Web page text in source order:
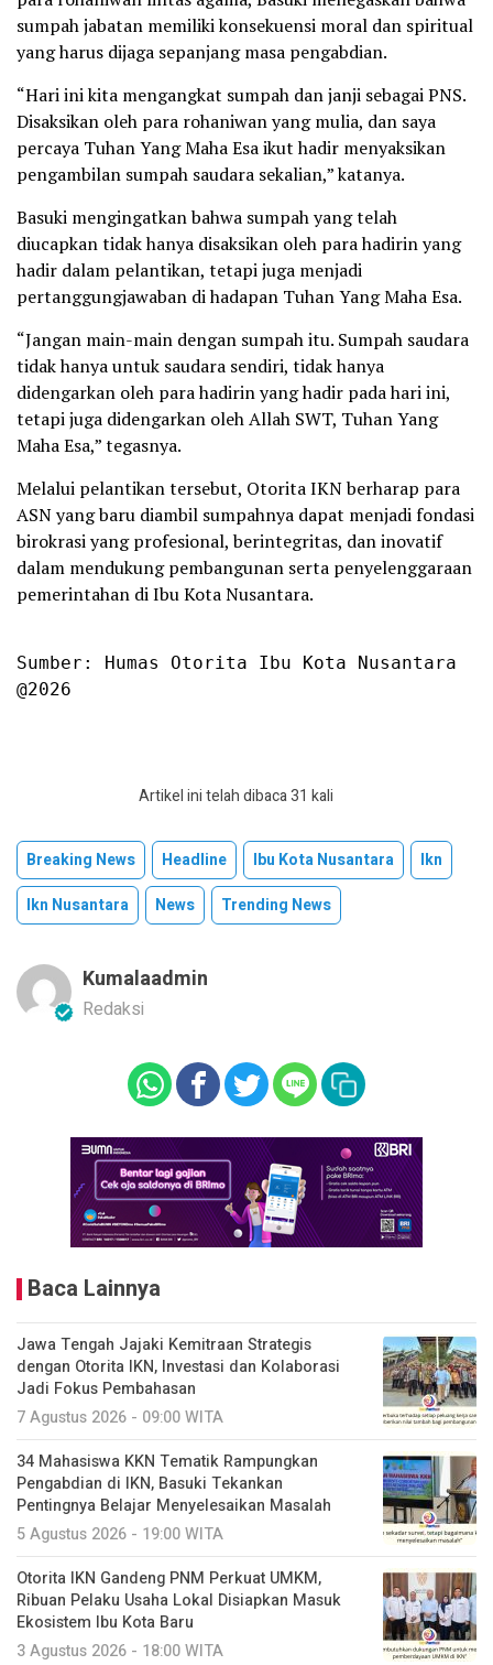
sumpah jabatan memiliki konsekuensi moral dan spiritual
yang harus dijaga sepanjang masa pengabdian.
“Hari ini kita mengangkat sumpah dan janji sebagai PNS.
Disaksikan oleh para rohaniwan yang mulia, dan saya
percaya Tuhan Yang Maha Esa ikut hadir menyaksikan
pengambilan sumpah saudara sekalian,” katanya.
Basuki mengingatkan bahwa sumpah yang telah
diucapkan tidak hanya disaksikan oleh para hadirin yang
hadir dalam pelantikan, tetapi juga menjadi
pertanggungjawaban di hadapan Tuhan Yang Maha Esa.
“Jangan main-main dengan sumpah itu. Sumpah saudara
tidak hanya untuk saudara sendiri, tidak hanya
didengarkan oleh para hadirin yang hadir pada hari ini,
tetapi juga didengarkan oleh Allah SWT, Tuhan Yang
Maha Esa,” tegasnya.
Melalui pelantikan tersebut, Otorita IKN berharap para
ASN yang baru diambil sumpahnya dapat menjadi fondasi
birokrasi yang profesional, berintegritas, dan inovatif
dalam mendukung pembangunan serta penyelenggaraan
pemerintahan di Ibu Kota Nusantara.
Sumber: Humas Otorita Ibu Kota Nusantara
@2026
Artikel ini telah dibaca 31 kali
Breaking News Headline Ibu Kota Nusantara
Ikn
Ikn Nusantara
News Trending News
Kumalaadmin
Redaksi
Baca Lainnya
Jawa Tengah Jajaki Kemitraan Strategis
dengan Otorita IKN, Investasi dan Kolaborasi
Jadi Fokus Pembahasan
7 Agustus 2026 - 09:00 WITA
34 Mahasiswa KKN Tematik Rampungkan
Pengabdian di IKN, Basuki Tekankan
Pentingnya Belajar Menyelesaikan Masalah
5 Agustus 2026 - 19:00 WITA
Otorita IKN Gandeng PNM Perkuat UMKM,
Ribuan Pelaku Usaha Lokal Disiapkan Masuk
Ekosistem Ibu Kota Baru
3 Agustus 2026 - 18:00 WITA